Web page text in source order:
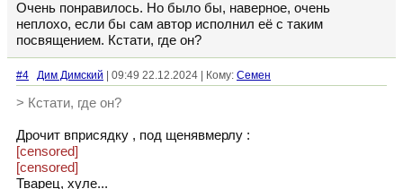
Очень понравилось. Но было бы, наверное, очень
неплохо, если бы сам автор исполнил её с таким
посвящением. Кстати, где он?
#4 Дим Димский | 09:49 22.12.2024 | Кому: Семен
> Кстати, где он?
Дрочит вприсядку , под щенявмерлу :
[censored]
[censored]
Тварец, хуле...